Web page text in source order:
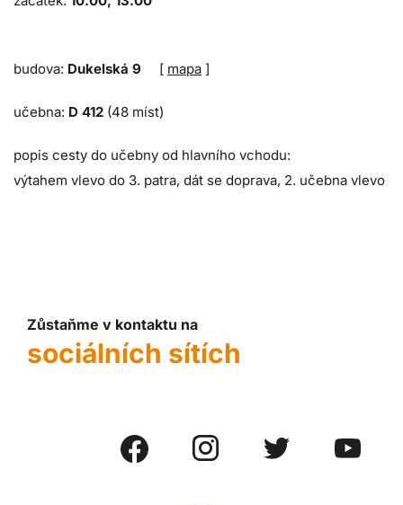
budova: Dukelská 9 [ mapa ]
učebna: D 412 (48 míst)
popis cesty do učebny od hlavního vchodu:
výtahem vlevo do 3. patra, dát se doprava, 2. učebna vlevo
Zůstaňme v kontaktu na
sociálních sítích